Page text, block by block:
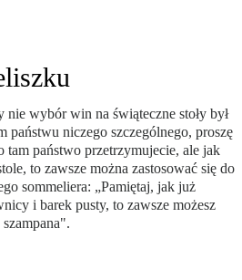
wybór win na świąteczne stoły był
państwu niczego szczególnego, proszę
państwo przetrzymujecie, ale jak
to zawsze można zastosować się do
sommeliera: „Pamiętaj, jak już
i barek pusty, to zawsze możesz